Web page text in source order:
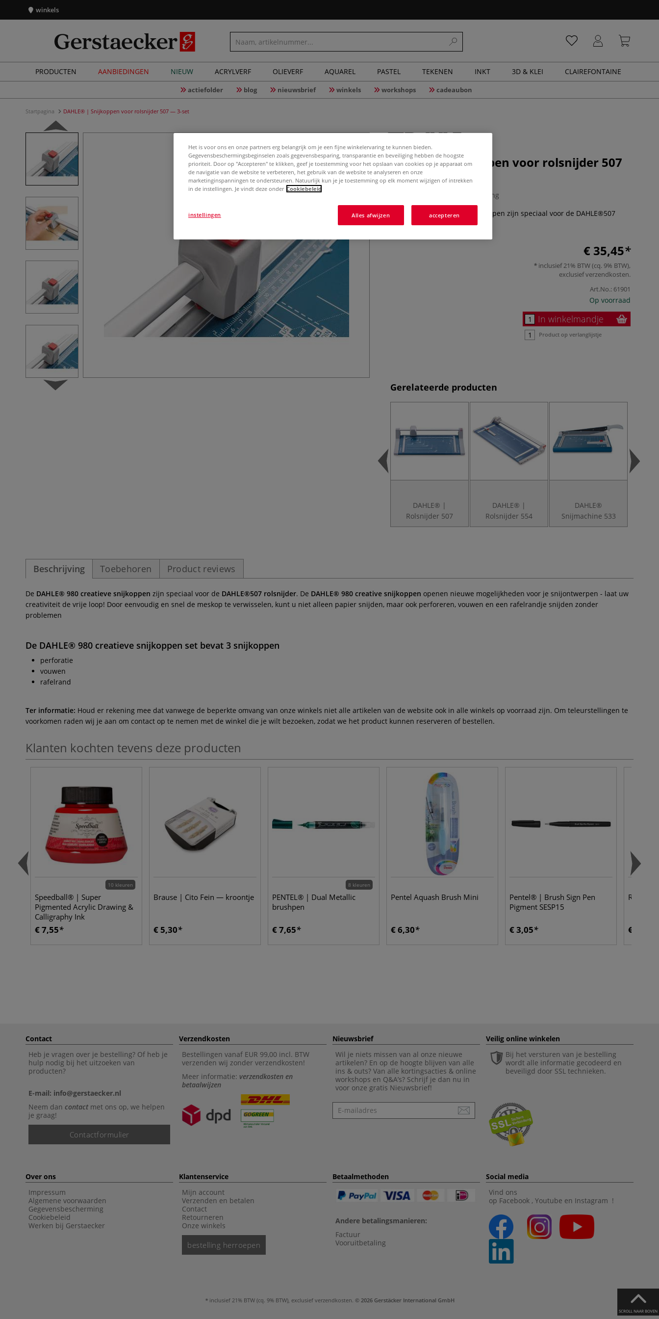
SCROLL NAAR BOVEN
winkels
PRODUCTEN AANBIEDINGEN NIEUW ACRYLVERF OLIEVERF AQUAREL PASTEL TEKENEN INKT 3D & KLEI CLAIREFONTAINE
actiefolder blog nieuwsbrief winkels workshops cadeaubon
Startpagina DAHLE® | Snijkoppen voor rolsnijder 507 — 3-set
DAHLE® | Snijkoppen voor rolsnijder 507
— 3-set
0 Beoordeling
De DAHLE® 980 creatieve snijkoppen zijn speciaal voor de DAHLE®507
rolsnijder.
Meer
€ 35,45
inclusief 21% BTW (cq. 9% BTW),
exclusiefverzendkosten.
Art.No.: 61901
Op voorraad
In winkelmandje
Product op verlanglijstje
Gerelateerde producten
DAHLE® |
Rolsnijder 507
DAHLE® |
Rolsnijder 554
DAHLE®
Snijmachine 533
Beschrijving Toebehoren Product reviews
De DAHLE® 980 creatieve snijkoppen zijn speciaal voor de DAHLE®507 rolsnijder. De DAHLE® 980 creative snijkoppen openen nieuwe mogelijkheden voor je snijontwerpen - laat uw
creativiteit de vrije loop! Door eenvoudig en snel de meskop te verwisselen, kunt u niet alleen papier snijden, maar ook perforeren, vouwen en een rafelrandje snijden zonder
problemen
De DAHLE® 980 creatieve snijkoppen set bevat 3 snijkoppen
perforatie
vouwen
rafelrand
Ter informatie: Houd er rekening mee dat vanwege de beperkte omvang van onze winkels niet alle artikelen van de website ook in alle winkels op voorraad zijn. Om teleurstellingen te
voorkomen raden wij je aan om contact op te nemen met de winkel die je wilt bezoeken, zodat we het product kunnen reserveren of bestellen.
Klanten kochten tevens deze producten
10 kleuren
Speedball® | Super
Pigmented Acrylic Drawing &
Calligraphy Ink
€ 7,55
Brause | Cito Fein — kroontje
€ 5,30
8 kleuren
PENTEL® | Dual Metallic
brushpen
€ 7,65
Pentel Aquash Brush Mini
€ 6,30
Pentel® | Brush Sign Pen
Pigment SESP15
€ 3,05
Rohrer
€ 5,55
Contact
Heb je vragen over je bestelling? Of heb je
hulp nodig bij het uitzoeken van
producten?
E-mail: info@gerstaecker.nl
Neem dan contactmet ons op, we helpen
je graag!
Contactformulier
Verzendkosten
Bestellingen vanaf EUR 99,00 incl. BTW
verzenden wij zonder verzendkosten!
Meer informatie: verzendkosten en
betaalwijzen
Nieuwsbrief
Wil je niets missen van al onze nieuwe
artikelen? En op de hoogte blijven van alle
ins & outs? Van alle kortingsacties & online
workshops en Q&A’s? Schrijf je dan nu in
voor onze gratis Nieuwsbrief!
Nieuwsbrief
Veilig online winkelen
Bij het versturen van je bestelling
wordt alle informatie gecodeerd en
beveiligd door SSL technieken.
Over ons
Impressum
Algemene voorwaarden
Gegevensbescherming
Cookiebeleid
Werken bij Gerstaecker
Klantenservice
Mijn account
Verzenden en betalen
Contact
Retourneren
Onze winkels
bestelling herroepen
Betaalmethoden
Andere betalingsmanieren:
Factuur
Vooruitbetaling
Social media
Vind ons
op Facebook , Youtube en Instagram !
inclusief 21% BTW (cq. 9% BTW), exclusief verzendkosten. © 2026 Gerstäcker International GmbH
Het is voor ons en onze partners erg belangrijk om je een fijne winkelervaring te kunnen bieden.
Gegevensbeschermingsbeginselen zoals gegevensbesparing, transparantie en beveiliging hebben de hoogste
prioriteit. Door op "Accepteren" te klikken, geef je toestemming voor het opslaan van cookies op je apparaat om
de navigatie van de website te verbeteren, het gebruik van de website te analyseren en onze
marketinginspanningen te ondersteunen. Natuurlijk kun je je toestemming op elk moment wijzigen of intrekken
in de instellingen. Je vindt deze onder Cookiebeleid
Alles afwijzen accepteren
instellingen